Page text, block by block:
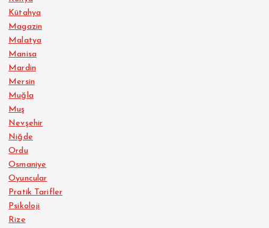
Kütahya
Magazin
Malatya
Manisa
Mardin
Mersin
Muğla
Muş
Nevşehir
Niğde
Ordu
Osmaniye
Oyuncular
Pratik Tarifler
Psikoloji
Rize